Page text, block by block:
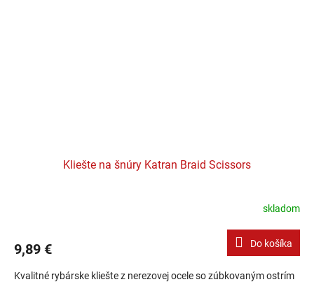
Kliešte na šnúry Katran Braid Scissors
skladom
9,89 € Do košíka
Kvalitné rybárske kliešte z nerezovej ocele so zúbkovaným ostrím